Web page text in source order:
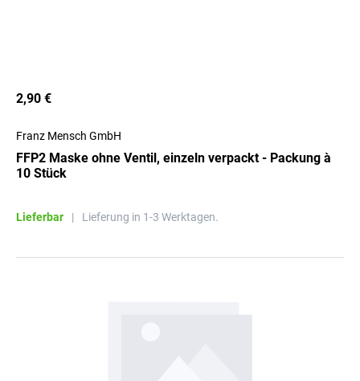
2,90 €
Franz Mensch GmbH
FFP2 Maske ohne Ventil, einzeln verpackt - Packung à
10 Stück
Lieferbar | Lieferung in 1-3 Werktagen.